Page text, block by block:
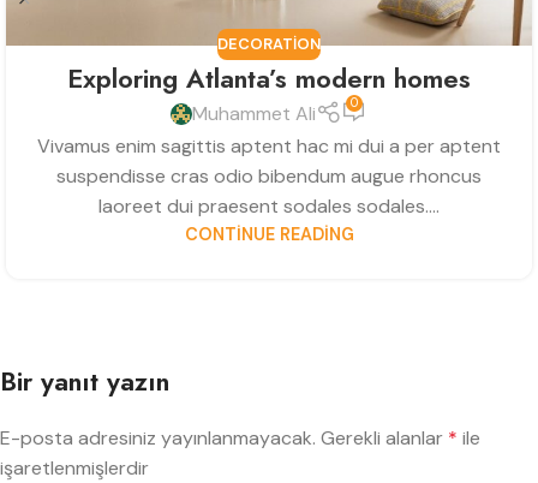
DECORATION
Exploring Atlanta’s modern homes
Muhammet Ali 0
Vivamus enim sagittis aptent hac mi dui a per aptent
suspendisse cras odio bibendum augue rhoncus
laoreet dui praesent sodales sodales....
CONTINUE READING
Bir yanıt yazın
E-posta adresiniz yayınlanmayacak. Gerekli alanlar * ile
işaretlenmişlerdir